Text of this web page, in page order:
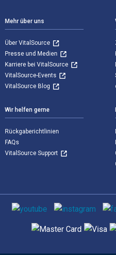
Mehr über uns
Über VitalSource
Presse und Medien
Karriere bei VitalSource
VitalSource-Events
VitalSource Blog
Wir helfen gerne
Rückgaberichtlinien
FAQs
VitalSource Support
Sozialen Medien
Unterstützte Zahlungsmethoden